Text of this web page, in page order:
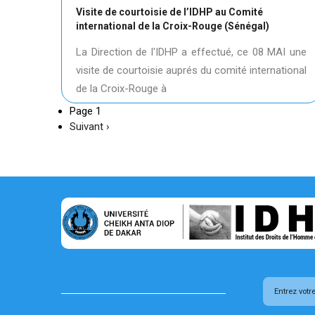
Visite de courtoisie de l’IDHP au Comité
international de la Croix-Rouge (Sénégal)
La Direction de l'IDHP a effectué, ce 08 MAI une
visite de courtoisie auprés du comité international
de la Croix-Rouge à
Page 1
Page
Suivant ›